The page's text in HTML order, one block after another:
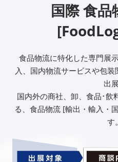
国際 食品
食品物流に特化した専門展
入、国内物流サービスや包
出展
国内外の商社、卸、食品･飲
る、食品物流 [輸出・輸入・
す。